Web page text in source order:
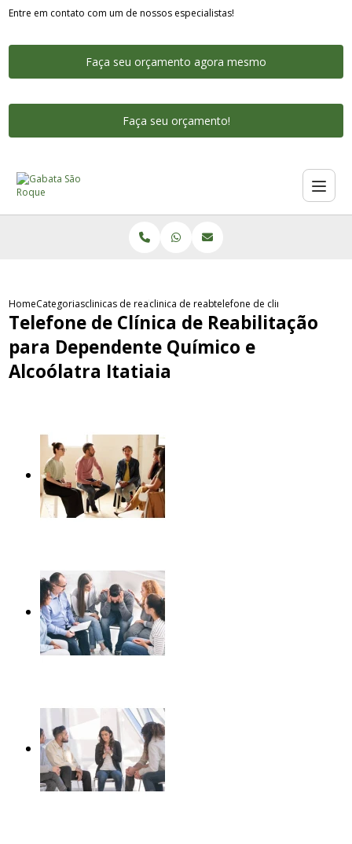
Entre em contato com um de nossos especialistas!
Faça seu orçamento agora mesmo
Faça seu orçamento!
HomeCategoriasclinicas de reabilitacao para dependentes quimicos
clinica de reabilitacao para usuarios de
telefone de clinica de
Telefone de Clínica de Reabilitação
para Dependente Químico e
Alcoólatra Itatiaia